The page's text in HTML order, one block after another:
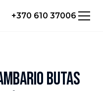
+370 610 37006
BUTAS